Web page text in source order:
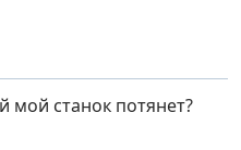
станок потянет?